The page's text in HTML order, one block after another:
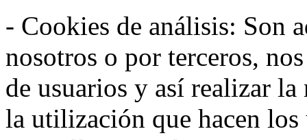
- Cookies de análisis: Son
nosotros o por terceros,
de usuarios y así realizar
la utilización que hacen